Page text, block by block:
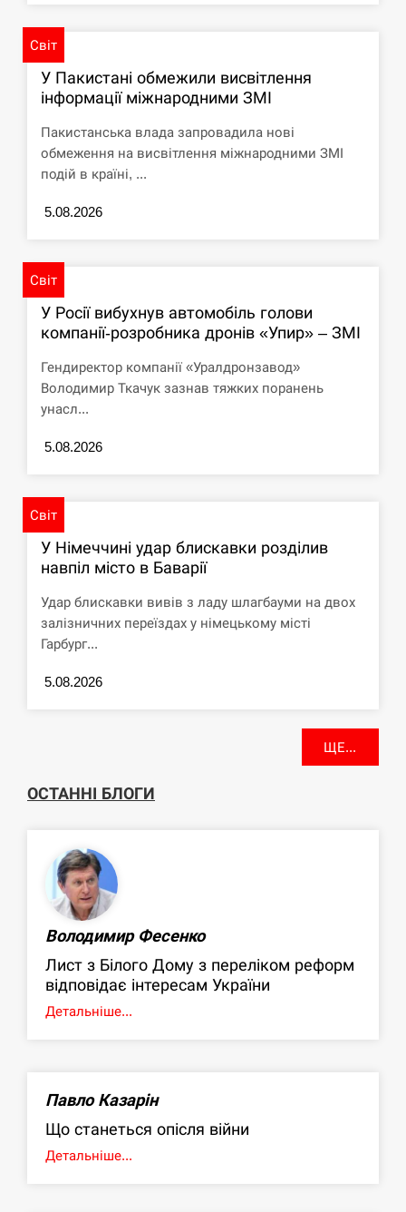
Світ
У Пакистані обмежили висвітлення
інформації міжнародними ЗМІ
Пакистанська влада запровадила нові
обмеження на висвітлення міжнародними ЗМІ
подій в країні, ...
5.08.2026
Світ
У Росії вибухнув автомобіль голови
компанії-розробника дронів «Упир» – ЗМІ
Гендиректор компанії «Уралдронзавод»
Володимир Ткачук зазнав тяжких поранень
унасл...
5.08.2026
Світ
У Німеччині удар блискавки розділив
навпіл місто в Баварії
Удар блискавки вивів з ладу шлагбауми на двох
залізничних переїздах у німецькому місті
Гарбург...
5.08.2026
ЩЕ...
ОСТАННІ БЛОГИ
Володимир Фесенко
Лист з Білого Дому з переліком реформ
відповідає інтересам України
Детальніше...
Павло Казарін
Що станеться опісля війни
Детальніше...